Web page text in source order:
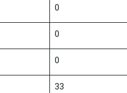
0
0
0
33